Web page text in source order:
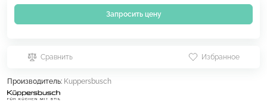
Запросить цену
Сравнить Избранное
Производитель: Kuppersbusch